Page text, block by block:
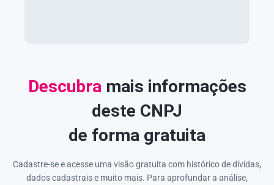
Descubra mais informações
deste CNPJ
de forma gratuita
Cadastre-se e acesse uma visão gratuita com histórico de dívidas,
dados cadastrais e muito mais. Para aprofundar a análise,